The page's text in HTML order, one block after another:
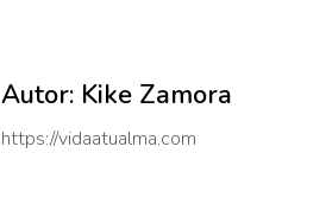
Autor: Kike Zamora
https://vidaatualma.com